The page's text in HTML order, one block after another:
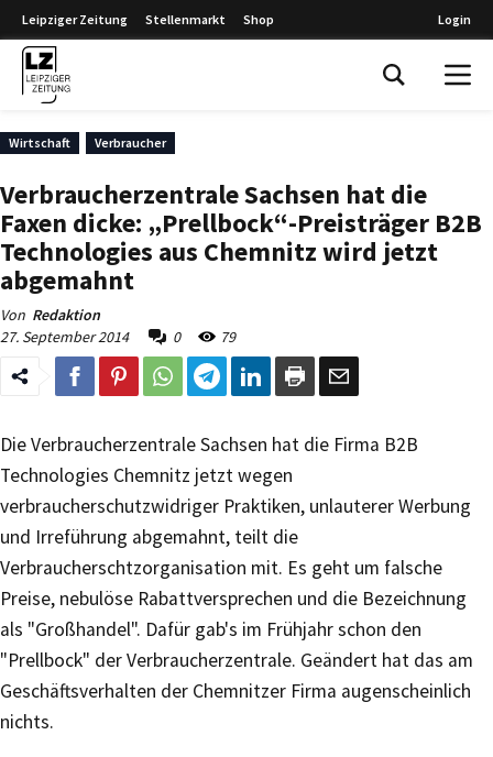
Leipziger Zeitung Stellenmarkt Shop Login
Wirtschaft Verbraucher
Verbraucherzentrale Sachsen hat die
Faxen dicke: „Prellbock“-Preisträger B2B
Technologies aus Chemnitz wird jetzt
abgemahnt
Von Redaktion
27. September 2014
0 79
Die Verbraucherzentrale Sachsen hat die Firma B2B
Technologies Chemnitz jetzt wegen
verbraucherschutzwidriger Praktiken, unlauterer Werbung
und Irreführung abgemahnt, teilt die
Verbraucherschtzorganisation mit. Es geht um falsche
Preise, nebulöse Rabattversprechen und die Bezeichnung
als "Großhandel". Dafür gab's im Frühjahr schon den
"Prellbock" der Verbraucherzentrale. Geändert hat das am
Geschäftsverhalten der Chemnitzer Firma augenscheinlich
nichts.